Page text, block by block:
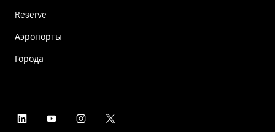
Reserve
Аэропорты
Города